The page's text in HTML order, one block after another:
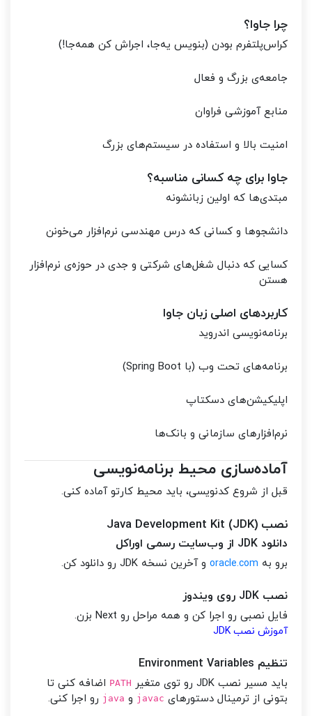
چرا جاوا؟
کراس‌پلتفرم بودن (بنویس یه‌جا، اجراش کن همه‌جا!)
جامعه‌ی بزرگ و فعال
منابع آموزشی فراوان
امنیت بالا و استفاده در سیستم‌های بزرگ
جاوا برای چه کسانی مناسبه؟
مبتدی‌ها که اولین زبانشونه
دانشجوها و کسانی که درس مهندسی نرم‌افزار می‌خونن
کسایی که دنبال شغل‌های شرکتی و جدی در حوزه‌ی نرم‌افزار
هستن
کاربردهای اصلی زبان جاوا
برنامه‌نویسی اندروید
برنامه‌های تحت وب (با Spring Boot)
اپلیکیشن‌های دسکتاپ
نرم‌افزارهای سازمانی و بانک‌ها
آماده‌سازی محیط برنامه‌نویسی
قبل از شروع کدنویسی، باید محیط کارتو آماده کنی.
نصب Java Development Kit (JDK)
دانلود JDK از وب‌سایت رسمی اوراکل
برو به oracle.com و آخرین نسخه JDK رو دانلود کن.
نصب JDK روی ویندوز
فایل نصبی رو اجرا کن و همه مراحل رو Next بزن.
آموزش نصب JDK
تنظیم Environment Variables
باید مسیر نصب JDK رو توی متغیر PATH اضافه کنی تا
بتونی از ترمینال دستورهای javac و java رو اجرا کنی.